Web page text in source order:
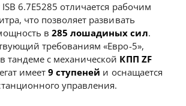
6.7E5285 отличается рабочим
что позволяет развивать
в 285 лошадиных сил.
требованиям «Евро-5»,
тандеме с механической КПП ZF
имеет9 ступеней и оснащается
управления.